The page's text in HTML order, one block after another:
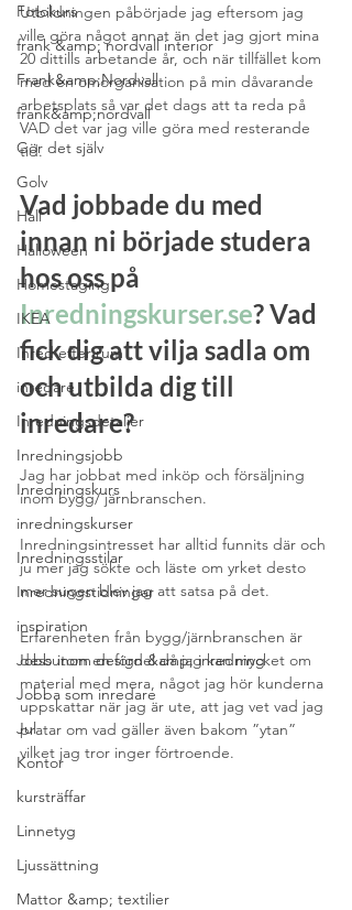
Fotokurs
frank &amp; nordvall interior
Frank&amp;Nordvall
frank&amp;nordvall
Gör det själv
Golv
Hall
Halloween
Homestaging
IKEA
Inred efter rum
inredare
Inredningsdetaljer
Inredningsjobb
Inredningskurs
inredningskurser
Inredningsstilar
Inredningstidningar
inspiration
Jobb inom design &amp; inredning
Jobba som inredare
Jul
Kontor
kursträffar
Linnetyg
Ljussättning
Mattor &amp; textilier
Utbildningen påbörjade jag eftersom jag
ville göra något annat än det jag gjort mina
20 dittills arbetande år, och när tillfället kom
med en omorganisation på min dåvarande
arbetsplats så var det dags att ta reda på
VAD det var jag ville göra med resterande
tid.
Vad jobbade du med
innan ni började studera
hos oss på
Inredningskurser.se? Vad
fick dig att vilja sadla om
och utbilda dig till
inredare?
Jag har jobbat med inköp och försäljning
inom bygg/ järnbranschen.
Inredningsintresset har alltid funnits där och
ju mer jag sökte och läste om yrket desto
mer sugen blev jag att satsa på det.
Erfarenheten från bygg/järnbranschen är
dessutom en fördel då jag kan mycket om
material med mera, något jag hör kunderna
uppskattar när jag är ute, att jag vet vad jag
pratar om vad gäller även bakom ”ytan”
vilket jag tror inger förtroende.